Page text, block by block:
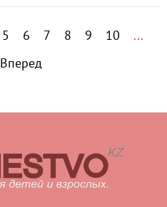
5 6 7 8 9 10
...
Вперед